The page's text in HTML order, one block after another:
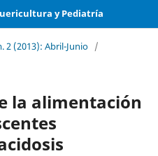
y Pediatría
2 (2013): Abril-Junio /
la alimentación